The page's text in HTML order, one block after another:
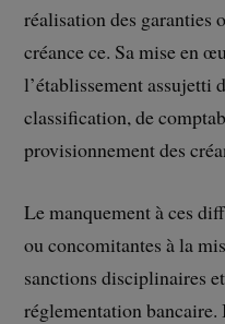
réalisation des garanties
créance ce. Sa mise en
l’établissement assujetti
classification, de
provisionnement des
Le manquement à ces
ou concomitantes à la
sanctions disciplinaires
réglementation bancaire.